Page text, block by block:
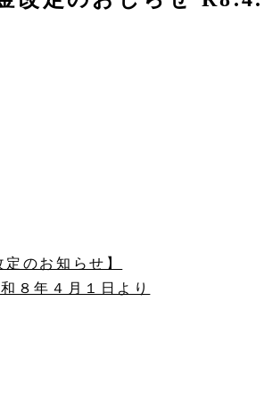
定のお知らせ】
８年４月１日より